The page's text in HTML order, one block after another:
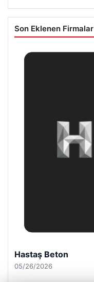
Son Eklenen Firmalar
Prenses Night Club
04/29/2026